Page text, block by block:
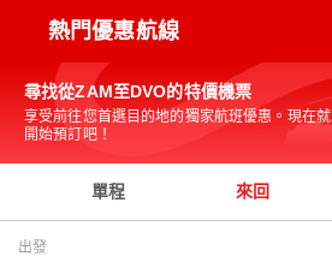
熱門優惠航線
尋找從ZAM至DVO的特價機票
享受前往您首選目的地的獨家航班優惠。現在就
開始預訂吧！
單程 來回
出發